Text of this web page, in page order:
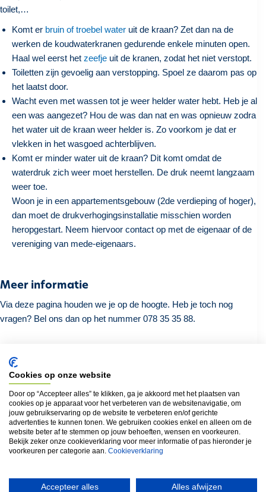
toilet,…
Komt er bruin of troebel water uit de kraan? Zet dan na de
werken de koudwaterkranen gedurende enkele minuten open.
Haal wel eerst het zeefje uit de kranen, zodat het niet verstopt.
Toiletten zijn gevoelig aan verstopping. Spoel ze daarom pas op
het laatst door.
Wacht even met wassen tot je weer helder water hebt. Heb je al
een was aangezet? Hou de was dan nat en was opnieuw zodra
het water uit de kraan weer helder is. Zo voorkom je dat er
vlekken in het wasgoed achterblijven.
Komt er minder water uit de kraan? Dit komt omdat de
waterdruk zich weer moet herstellen. De druk neemt langzaam
weer toe.
Woon je in een appartementsgebouw (2de verdieping of hoger),
dan moet de drukverhogingsinstallatie misschien worden
heropgestart. Neem hiervoor contact op met de eigenaar of de
vereniging van mede-eigenaars.
Meer informatie
Via deze pagina houden we je op de hoogte. Heb je toch nog
vragen? Bel ons dan op het nummer 078 35 35 88.
Terug naar het overzicht
Locatie
Polderstraat (8420) van 1 tot 5
Cookies op onze website
Door op “Accepteer alles” te klikken, ga je akkoord met het plaatsen van
cookies op je apparaat voor het verbeteren van de websitenavigatie, om
jouw gebruikservaring op de website te verbeteren en/of gerichte
advertenties te kunnen tonen. We gebruiken cookies enkel en alleen om de
website beter af te stemmen op jouw behoeften, wensen en voorkeuren.
Bekijk zeker onze cookieverklaring voor meer informatie of pas hieronder je
voorkeuren per categorie aan. Cookieverklaring
Accepteer alles Alles afwijzen